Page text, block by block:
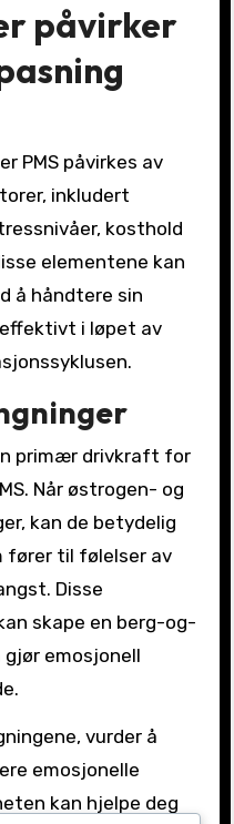
påvirker
PMS påvirkes av
inkludert
kosthold
elementene kan
å håndtere sin
i løpet av
primær drivkraft for
Når østrogen- og
kan de betydelig
fører til følelser av
Disse
skape en berg-og-
emosjonell
vurder å
emosjonelle
kan hjelpe deg